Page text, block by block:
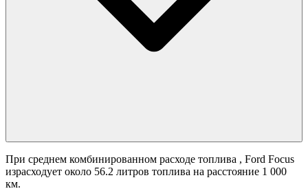
При среднем комбинированном расходе топлива , Ford Focus
израсходует около 56.2 литров топлива на расстояние 1 000
км.